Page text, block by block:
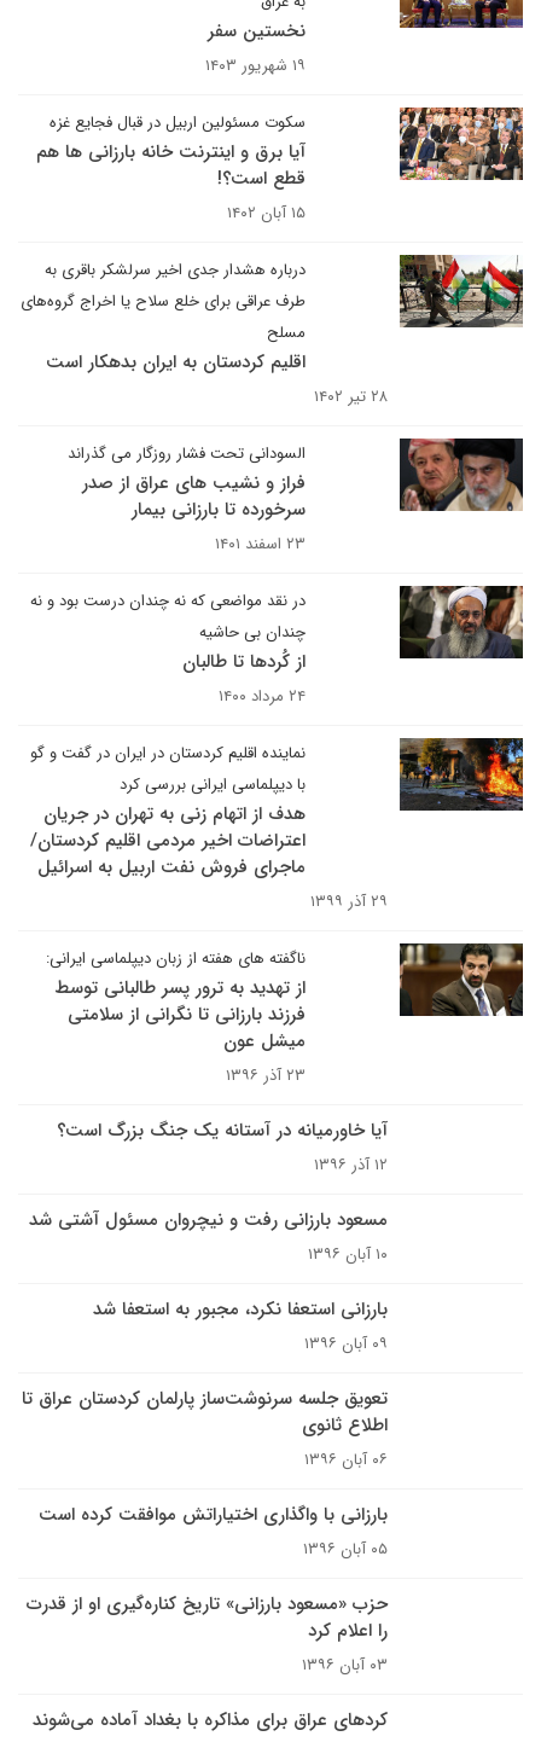
نخستین سفر
۱۹ شهریور ۱۴۰۳
سکوت مسئولین اربیل در قبال فجایع غزه
آیا برق و اینترنت خانه بارزانی ها هم
قطع است؟!
۱۵ آبان ۱۴۰۲
درباره هشدار جدی اخیر سرلشکر باقری به
طرف عراقی برای خلع سلاح یا اخراج گروه‌های
مسلح
اقلیم کردستان به ایران بدهکار است
۲۸ تیر ۱۴۰۲
السودانی تحت فشار روزگار می گذراند
فراز و نشیب های عراق از صدر
سرخورده تا بارزانی بیمار
۲۳ اسفند ۱۴۰۱
در نقد مواضعی که نه چندان درست بود و نه
چندان بی حاشیه
از کُردها تا طالبان
۲۴ مرداد ۱۴۰۰
نماینده اقلیم کردستان در ایران در گفت و گو
با دیپلماسی ایرانی بررسی کرد
هدف از اتهام زنی به تهران در جریان
اعتراضات اخیر مردمی اقلیم کردستان/
ماجرای فروش نفت اربیل به اسرائیل
۲۹ آذر ۱۳۹۹
ناگفته های هفته از زبان دیپلماسی ایرانی:
از تهدید به ترور پسر طالبانی توسط
فرزند بارزانی تا نگرانی از سلامتی
میشل عون
۲۳ آذر ۱۳۹۶
آیا خاورمیانه در آستانه یک جنگ بزرگ است؟
۱۲ آذر ۱۳۹۶
مسعود بارزانی رفت و نیچروان مسئول آشتی شد
۱۰ آبان ۱۳۹۶
بارزانی استعفا نکرد، مجبور به استعفا شد
۰۹ آبان ۱۳۹۶
تعویق جلسه سرنوشت‌ساز پارلمان کردستان عراق تا
اطلاع ثانوی
۰۶ آبان ۱۳۹۶
بارزانی با واگذاری اختیاراتش موافقت کرده است
۰۵ آبان ۱۳۹۶
حزب «مسعود بارزانی» تاریخ کناره‌گیری او از قدرت
را اعلام کرد
۰۳ آبان ۱۳۹۶
کردهای عراق برای مذاکره با بغداد آماده می‌شوند